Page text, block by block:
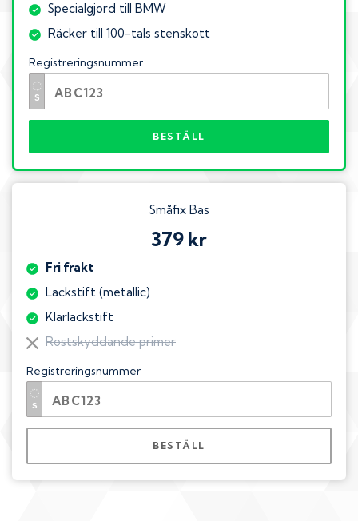
Specialgjord till BMW
Räcker till 100-tals stenskott
Registreringsnummer
BESTÄLL
Småfix Bas
379 kr
Fri frakt
Lackstift (metallic)
Klarlackstift
Rostskyddande primer
Registreringsnummer
BESTÄLL